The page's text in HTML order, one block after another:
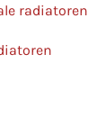
radiatoren